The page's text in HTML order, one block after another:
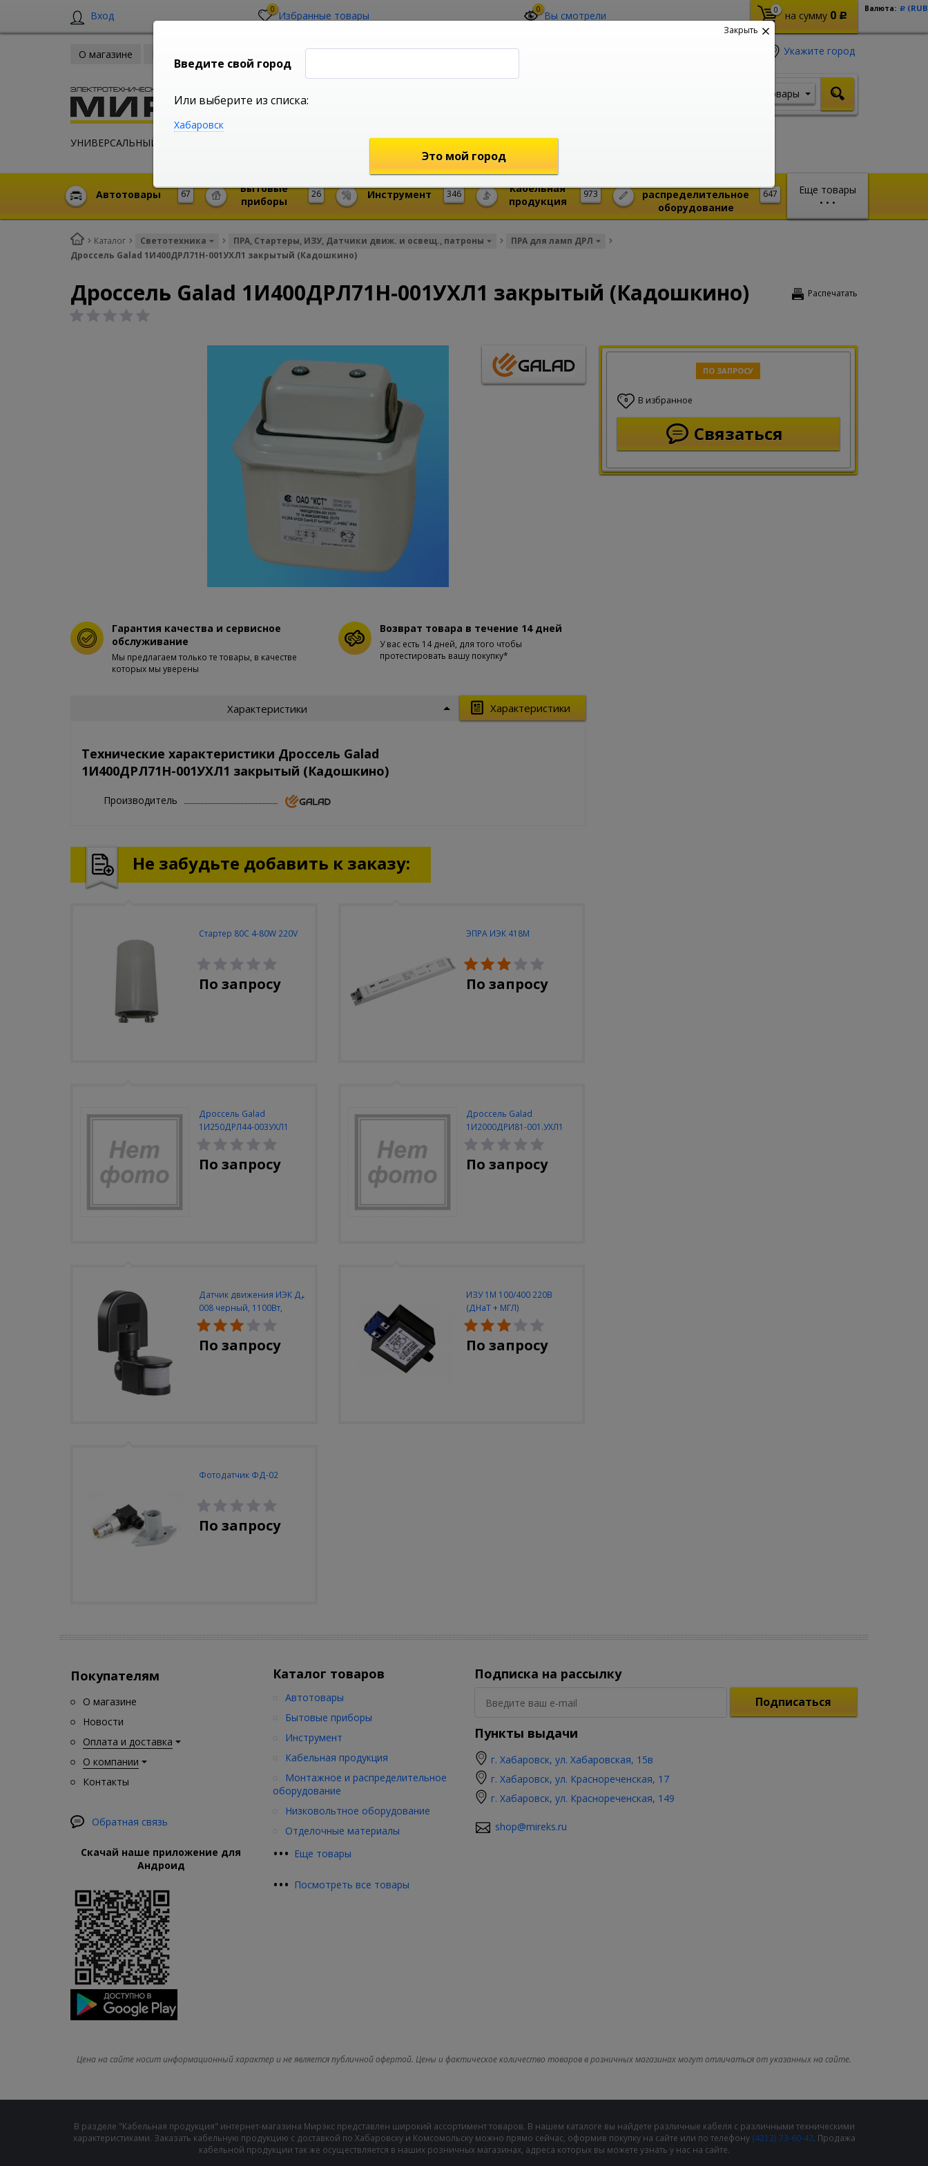
Вход 0 Избранные товары 0 Вы смотрели 0 на сумму 0 Р
Валюта: Р
О магазине
УНИВЕРСАЛЬНЫЙ ИНТЕРНЕТ МАГАЗИН
Укажите город
shop@mireks.ru
Товары
Еще товары
• • •
67
Автотовары 26
Бытовые
приборы
346
Инструмент 973
Кабельная
продукция
647
распределительное
оборудование
Каталог Светотехника ПРА, Стартеры, ИЗУ, Датчики движ. и освещ., патроны
ПРА для ламп ДРЛ
Дроссель Galad 1И400ДРЛ71Н-001УХЛ1 закрытый (Кадошкино)
Распечатать
Дроссель Galad 1И400ДРЛ71Н-001УХЛ1 закрытый (Кадошкино)
ПО ЗАПРОСУ
0 В избранное
Связаться
Гарантия качества и сервисное
обслуживание
Мы предлагаем только те товары, в качестве
которых мы уверены
Возврат товара в течение 14 дней
У вас есть 14 дней, для того чтобы
протестировать вашу покупку*
Характеристики
Характеристики
Технические характеристики Дроссель Galad
1И400ДРЛ71Н-001УХЛ1 закрытый (Кадошкино)
Производитель
Не забудьте добавить к заказу:
Стартер 80С 4-80W 220V
По запросу
ЭПРА ИЭК 418М
По запросу
Дроссель Galad
1И250ДРЛ44-003УХЛ1
закрытый (Кадошкино)
По запросу
Дроссель Galad
1И2000ДРИ81-001.УХЛ1
380В закрытый
По запросу
Датчик движения ИЭК ДД
008 черный, 1100Вт,
180град., до 12м, IP44
По запросу
ИЗУ 1М 100/400 220В
(ДНаТ + МГЛ)
По запросу
Фотодатчик ФД-02
По запросу
Покупателям
О магазине
Новости
Оплата и доставка
О компании
Контакты
Обратная связь
Скачай наше приложение для
Андроид
Каталог товаров
••• Еще товары
Автотовары
Бытовые приборы
Инструмент
Кабельная продукция
Монтажное и распределительное
оборудование
Низковольтное оборудование
Отделочные материалы
••• Посмотреть все товары
Подписка на рассылку
Подписаться
Пункты выдачи
г. Хабаровск, ул. Хабаровская, 15в
г. Хабаровск, ул. Краснореченская, 17
г. Хабаровск, ул. Краснореченская, 149
shop@mireks.ru
Цена на сайте носит информационный характер и не является публичной офертой. Цены и фактическое количество товаров в розничных магазинах могут отличаться от указанных на сайте.
В разделе "Кабельная продукция" интернет-магазина Мирэкс представлен широкий ассортимент товаров. В нашем каталоге вы найдете различные кабеля с различными техническими
характеристиками. Заказать кабельную продукцию с доставкой по Хабаровску и Комсомольску можно прямо сейчас, оформив покупку на сайте или по телефону (4212) 73-60-42. Продажа
кабельной продукции так же осуществляется в наших розничных магазинах, адреса которых вы можете узнать у нас на сайте.
Закрыть
Введите свой город
Или выберите из списка:
Хабаровск
Это мой город